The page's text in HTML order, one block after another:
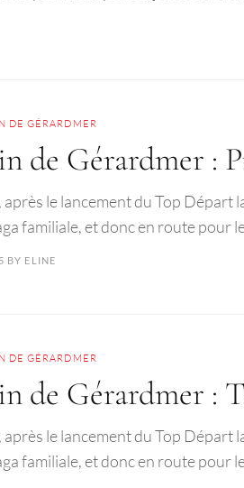
DE GÉRARDMER
de Gérardmer :
après le lancement du Top Départ
familiale, et donc en route pour
BY ELINE
DE GÉRARDMER
de Gérardmer :
après le lancement du Top Départ
familiale, et donc en route pour